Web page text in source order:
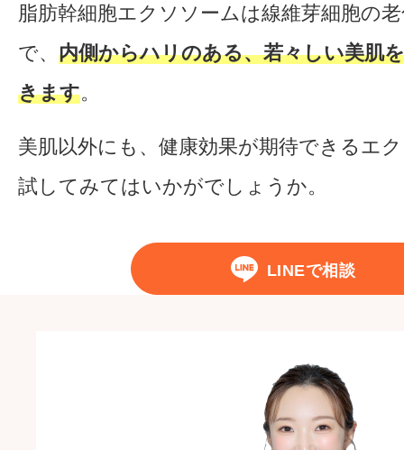
脂肪幹細胞エクソソームは線維芽細胞の
で、 内側からハリのある、若々しい美肌
きます。
美肌以外にも、健康効果が期待できるエ
試してみてはいかがでしょうか。
LINEで相談